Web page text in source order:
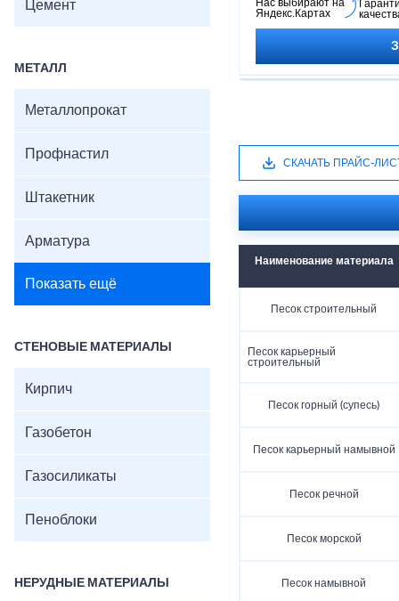
Цемент
МЕТАЛЛ
Металлопрокат
Профнастил
Штакетник
Арматура
Показать ещё
СТЕНОВЫЕ МАТЕРИАЛЫ
Кирпич
Газобетон
Газосиликаты
Пеноблоки
НЕРУДНЫЕ МАТЕРИАЛЫ
нашим сеяным песком!
Нас выбирают на
Яндекс.Картах
СКАЧАТЬ ПРАЙС-
Наименование материала
Песок строительный
Песок карьерный
строительный
Песок горный (супесь)
Песок карьерный намывной
Песок речной
Песок морской
Песок намывной